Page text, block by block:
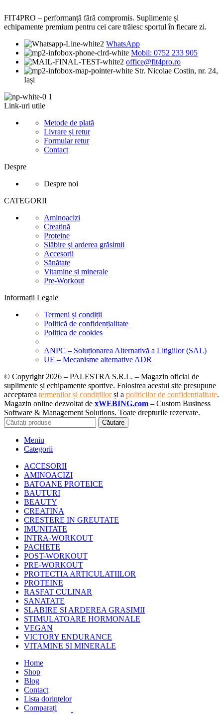
FIT4PRO – performanță fără compromis. Suplimente și
echipamente premium pentru cei care trăiesc sportul în fiecare zi.
WhatsApp
Mobil: 0752 233 905
office@fit4pro.ro
Str. Nicolae Costin, nr. 24,
Iași
Link-uri utile
Metode de plată
Livrare și retur
Formular retur
Contact
Despre
Despre noi
CATEGORII
Aminoacizi
Creatină
Proteine
Slăbire și arderea grăsimii
Accesorii
Sănătate
Vitamine și minerale
Pre-Workout
Informații Legale
Termeni și condiții
Politică de confidențialitate
Politica de cookies
ANPC – Soluționarea Alternativă a Litigiilor (SAL)
UE – Mecanisme alternative ADR
© Copyright 2026 – PALESTRA S.R.L. – Magazin oficial de
suplimente și echipamente sportive. Folosirea acestui site presupune
acceptarea termenilor și condițiilorși a politicilor de confidențialitate.
Magazin online dezvoltat de xWEBING.com – Custom Business
Software & Management Solutions. Toate drepturile rezervate.
Căutare
Meniu
Categorii
ACCESORII
AMINOACIZI
BATOANE PROTEICE
BAUTURI
BEAUTY
CREATINA
CRESTERE IN GREUTATE
IMUNITATE
INTRA-WORKOUT
PACHETE
POST-WORKOUT
PRE-WORKOUT
PROTECTIA ARTICULATIILOR
PROTEINE
RASFAT CULINAR
SANATATE
SLABIRE SI ARDEREA GRASIMII
STIMULATOARE HORMONALE
VEGAN
VICTORY ENDURANCE
VITAMINE SI MINERALE
Home
Shop
Blog
Contact
Lista dorințelor
Comparați